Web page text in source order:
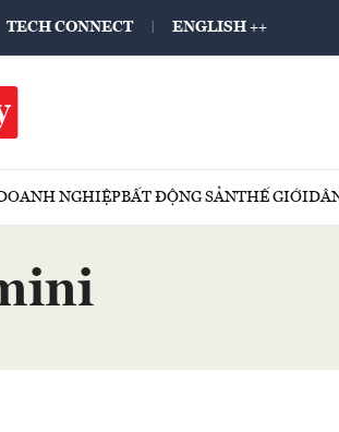
TECH CONNECT ENGLISH ++
NGHIỆPBẤT ĐỘNG SẢNTHẾ GIỚI